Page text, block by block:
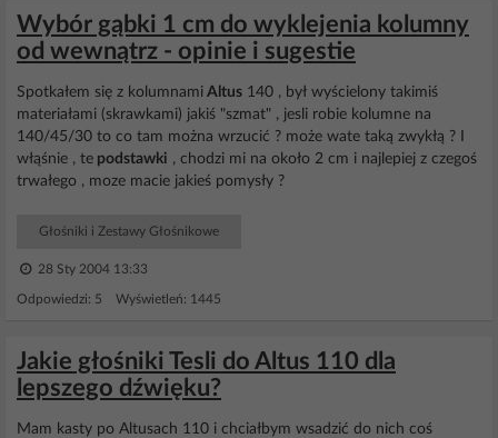
Wybór gąbki 1 cm do wyklejenia kolumny
od wewnątrz - opinie i sugestie
Spotkałem się z kolumnami Altus 140 , był wyścielony takimiś
materiałami (skrawkami) jakiś "szmat" , jesli robie kolumne na
140/45/30 to co tam można wrzucić ? może wate taką zwykłą ? I
włąśnie , te podstawki , chodzi mi na około 2 cm i najlepiej z czegoś
trwałego , moze macie jakieś pomysły ?
Głośniki i Zestawy Głośnikowe
28 Sty 2004 13:33
Odpowiedzi: 5 Wyświetleń: 1445
Jakie głośniki Tesli do Altus 110 dla
lepszego dźwięku?
Mam kasty po Altusach 110 i chciałbym wsadzić do nich coś